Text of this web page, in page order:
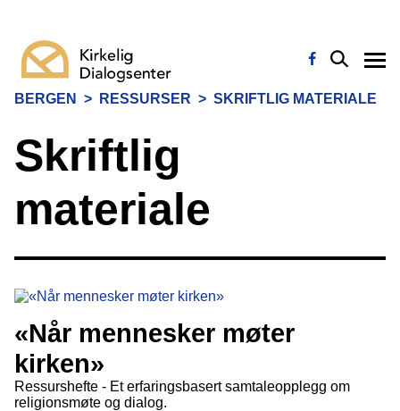
BERGEN > RESSURSER > SKRIFTLIG MATERIALE
Skriftlig
materiale
«Når mennesker møter
kirken»
Ressurshefte - Et erfaringsbasert samtaleopplegg om
religionsmøte og dialog.